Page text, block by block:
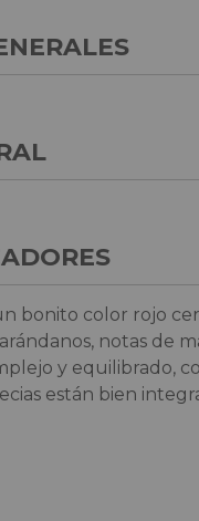
bonito color rojo
notas de
y
están bien